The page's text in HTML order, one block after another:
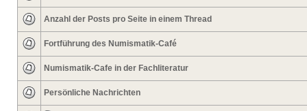
Anzahl der Posts pro Seite in einem Thread
Fortführung des Numismatik-Café
Numismatik-Cafe in der Fachliteratur
Persönliche Nachrichten